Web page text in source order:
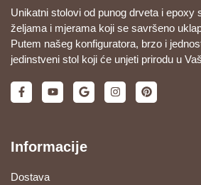
Unikatni stolovi od punog drveta i epoxy
željama i mjerama koji se savršeno
Putem našeg konfiguratora, brzo i
jedinstveni stol koji će unjeti prirodu u
Informacije
Dostava